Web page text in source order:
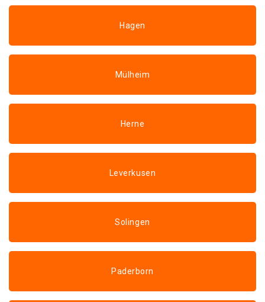
Hagen
Mülheim
Herne
Leverkusen
Solingen
Paderborn